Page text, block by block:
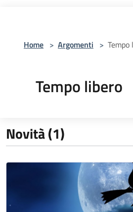
Home > Argomenti > Tempo
Tempo libero
Novità (1)